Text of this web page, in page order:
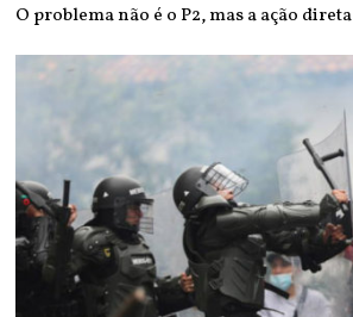
O problema não é o P2, mas a ação direta